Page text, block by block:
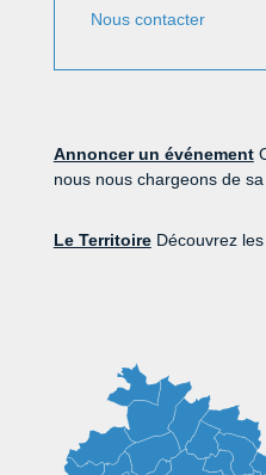
Nous contacter
Annoncer un événement
nous nous chargeons de
Le TerritoireDécouvrez